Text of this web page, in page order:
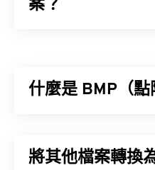
案？
自下而上和自上而下。
什麼是 BMP（點
柵格圖形的點陣資料結
將其他檔案轉換